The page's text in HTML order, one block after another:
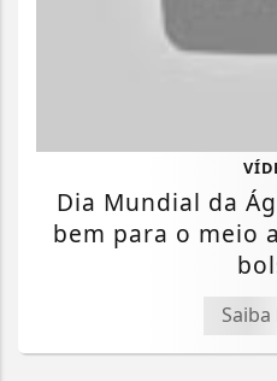
Dia Mundial da
bem para o meio